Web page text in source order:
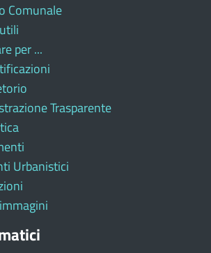
Comunale
per ...
Trasparente
Urbanistici